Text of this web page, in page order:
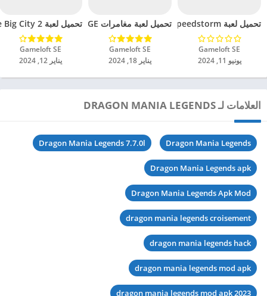
تحميل لعبة Disney Speedstorm مهكرة للاندرويد 2024
Gameloft SE‏
يونيو 11, 2024
تحميل لعبة مغامرات ICE AGE مهكرة للاندرويد 2024
Gameloft SE‏
يناير 18, 2024
تحميل لعبة Little Big City 2 مهكرة للاندرويد 2024
Gameloft SE‏
يناير 12, 2024
العلامات لـ DRAGON MANIA LEGENDS
Dragon Mania Legends
Dragon Mania Legends 7.7.0l
Dragon Mania Legends apk
Dragon Mania Legends Apk Mod
dragon mania legends croisement
dragon mania legends hack
dragon mania legends mod apk
dragon mania legends mod apk 2023